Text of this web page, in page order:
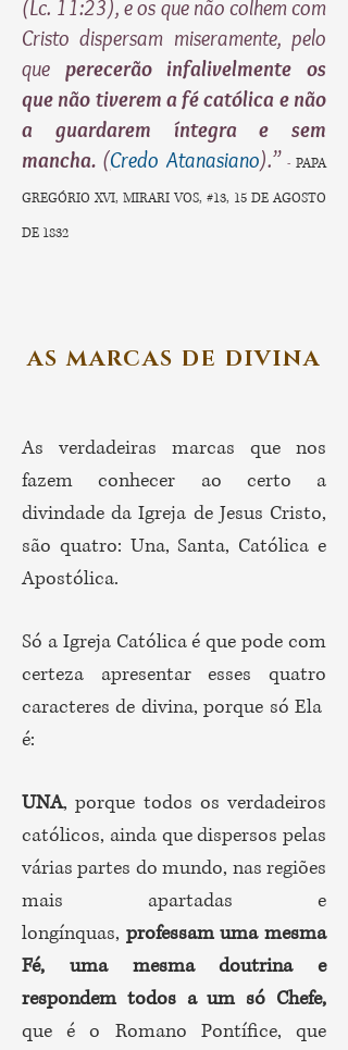
(Lc. 11:23), e os que não colhem com
Cristo dispersam miseramente, pelo
que perecerão infalivelmente os
que não tiverem a fé católica e não
a guardarem íntegra e sem
mancha. (Credo Atanasiano).” - PAPA
GREGÓRIO XVI, MIRARI VOS, #13, 15 DE AGOSTO
DE 1832
AS MARCAS DE DIVINA
As verdadeiras marcas que nos
fazem conhecer ao certo a
divindade da Igreja de Jesus Cristo,
são quatro: Una, Santa, Católica e
Apostólica.
Só a Igreja Católica é que pode com
certeza apresentar esses quatro
caracteres de divina, porque só Ela
é:
UNA, porque todos os verdadeiros
católicos, ainda que dispersos pelas
várias partes do mundo, nas regiões
mais apartadas e
longínquas, professam uma mesma
Fé, uma mesma doutrina e
respondem todos a um só Chefe,
que é o Romano Pontífice, que